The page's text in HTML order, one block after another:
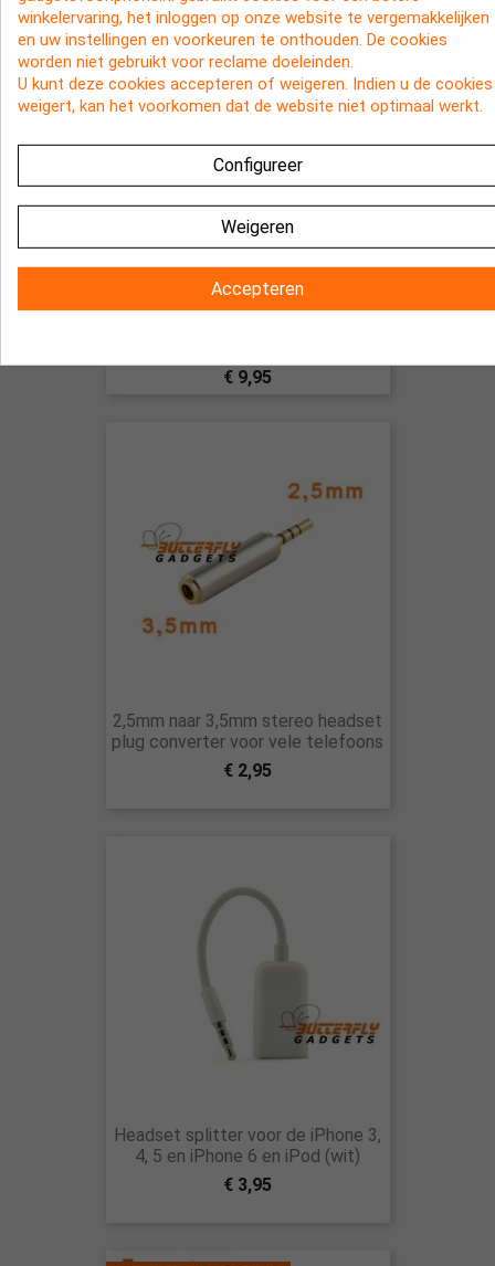
2 meter lange USB kabel voor de
€ 9,95
NIET OP VOORRAAD
2,5mm naar 3,5mm stereo headset
plug converter voor vele telefoons
€ 2,95
Headset splitter voor de iPhone 3,
4, 5 en iPhone 6 en iPod (wit)
€ 3,95
winkelervaring, het inloggen op onze website te vergemakkelijken
en uw instellingen en voorkeuren te onthouden. De cookies
worden niet gebruikt voor reclame doeleinden.
U kunt deze cookies accepteren of weigeren. Indien u de cookies
weigert, kan het voorkomen dat de website niet optimaal werkt.
Configureer
Weigeren
Accepteren